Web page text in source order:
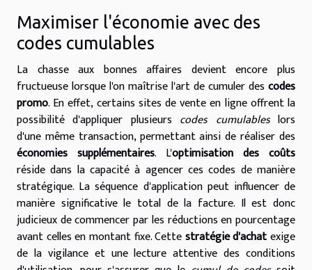
Maximiser l'économie avec des
codes cumulables
La chasse aux bonnes affaires devient encore plus
fructueuse lorsque l'on maîtrise l'art de cumuler des codes
promo. En effet, certains sites de vente en ligne offrent la
possibilité d'appliquer plusieurs codes cumulableslors
d'une même transaction, permettant ainsi de réaliser des
économies supplémentaires. L'optimisation des coûts
réside dans la capacité à agencer ces codes de manière
stratégique. La séquence d'application peut influencer de
manière significative le total de la facture. Il est donc
judicieux de commencer par les réductions en pourcentage
avant celles en montant fixe. Cettestratégie d'achatexige
de la vigilance et une lecture attentive des conditions